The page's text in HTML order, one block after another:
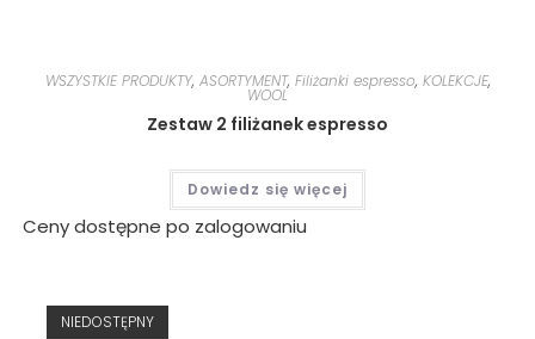
WSZYSTKIE PRODUKTY, ASORTYMENT, Filiżanki espresso, KOLEKCJE,
WOOL
Zestaw 2 filiżanek espresso
Dowiedz się więcej
Ceny dostępne po zalogowaniu
NIEDOSTĘPNY